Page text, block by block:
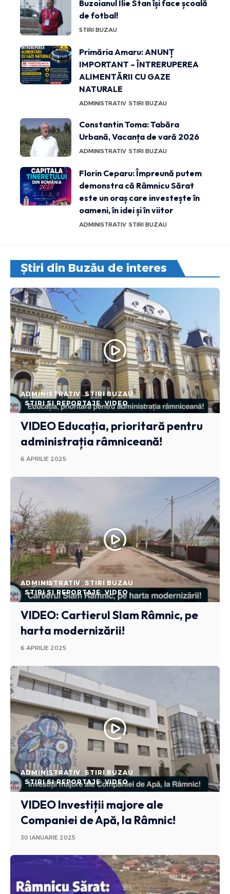
Buzoianul Ilie Stan își face școală
de fotbal!
STIRI BUZAU
Primăria Amaru: ANUNȚ
IMPORTANT – ÎNTRERUPEREA
ALIMENTĂRII CU GAZE
NATURALE
ADMINISTRATIV STIRI BUZAU
Constantin Toma: Tabăra
Urbană, Vacanța de vară 2026
ADMINISTRATIV STIRI BUZAU
Florin Ceparu: Împreună putem
demonstra că Râmnicu Sărat
este un oraș care investește în
oameni, în idei și în viitor
ADMINISTRATIV STIRI BUZAU
Știri din Buzău de interes
ADMINISTRATIV STIRI BUZAU
STIRI SI REPORTAJE VIDEO
VIDEO Educația, prioritară pentru
administrația râmniceană!
6 APRILIE 2025
ADMINISTRATIV STIRI BUZAU
STIRI SI REPORTAJE VIDEO
VIDEO: Cartierul Slam Râmnic, pe
harta modernizării!
6 APRILIE 2025
ADMINISTRATIV STIRI BUZAU
STIRI SI REPORTAJE VIDEO
VIDEO Investiții majore ale
Companiei de Apă, la Râmnic!
30 IANUARIE 2025